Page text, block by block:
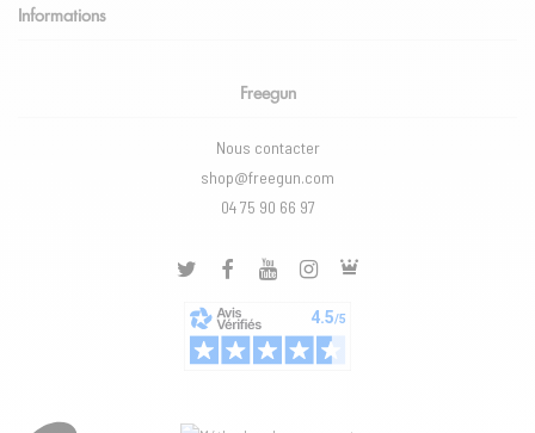
Informations
Freegun
Nous contacter
shop@freegun.com
04 75 90 66 97